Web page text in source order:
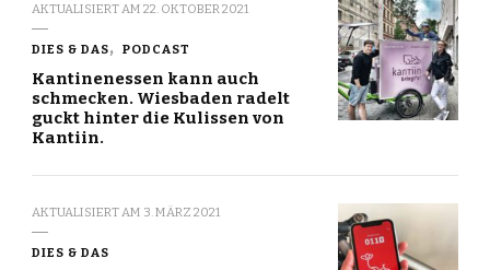
AKTUALISIERT AM 22. OKTOBER 2021
DIES & DAS PODCAST
Kantinenessen kann auch
schmecken. Wiesbaden radelt
guckt hinter die Kulissen von
Kantiin.
AKTUALISIERT AM 3. MÄRZ 2021
DIES & DAS